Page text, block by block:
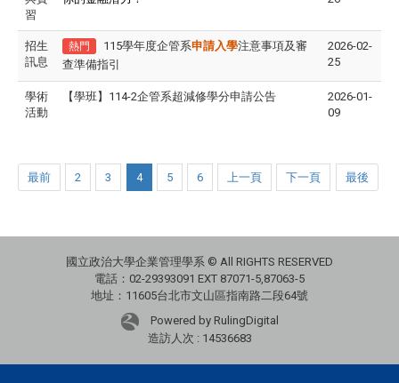
習
招生
訊息
熱門 115學年度企管系申請入學注意事項及審
查準備指引
2026-02-
25
學術
活動
【學班】114-2企管系超減修學分申請公告
2026-01-
09
最前 2 3 4 5 6 上一頁 下一頁 最後
國立政治大學企業管理學系 © All RIGHTS RESERVED
電話：02-29393091 EXT 87071-5,87063-5
地址：11605台北市文山區指南路二段64號
Powered by RulingDigital
造訪人次 : 14536683